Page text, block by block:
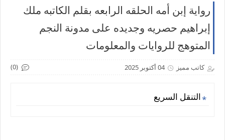
رواية إبن أمه الحلقه الرابعه بقلم الكاتبه ملك
إبراهيم حصريه وجديده على مدونة النجم
المتوهج للروايات والمعلومات
كاتب مميز 04 أكتوبر 2025 (0)
التنقل السريع